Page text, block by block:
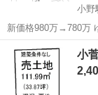
小野
新価格980万→780万
野小学校近く・国道
長崎 諫早市
小